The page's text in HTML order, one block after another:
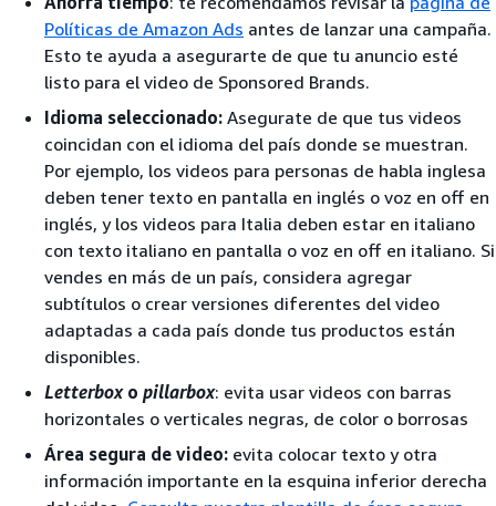
Políticas de Amazon Ads antes de lanzar una campaña.
Esto te ayuda a asegurarte de que tu anuncio esté
listo para el video de Sponsored Brands.
Idioma seleccionado: Asegurate de que tus videos
coincidan con el idioma del país donde se muestran.
Por ejemplo, los videos para personas de habla inglesa
deben tener texto en pantalla en inglés o voz en off en
inglés, y los videos para Italia deben estar en italiano
con texto italiano en pantalla o voz en off en italiano. Si
vendes en más de un país, considera agregar
subtítulos o crear versiones diferentes del video
adaptadas a cada país donde tus productos están
disponibles.
Letterbox o pillarbox: evita usar videos con barras
horizontales o verticales negras, de color o borrosas
Área segura de video: evita colocar texto y otra
información importante en la esquina inferior derecha